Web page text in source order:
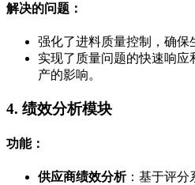
解决的问题：
强化了进料质量控制，确保
实现了质量问题的快速响
产的影响。
4. 绩效分析模块
功能：
供应商绩效分析：基于评分